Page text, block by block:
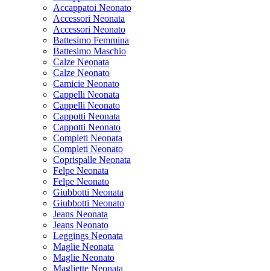
Accappatoi Neonato
Accessori Neonata
Accessori Neonato
Battesimo Femmina
Battesimo Maschio
Calze Neonata
Calze Neonato
Camicie Neonato
Cappelli Neonata
Cappelli Neonato
Cappotti Neonata
Cappotti Neonato
Completi Neonata
Completi Neonato
Coprispalle Neonata
Felpe Neonata
Felpe Neonato
Giubbotti Neonata
Giubbotti Neonato
Jeans Neonata
Jeans Neonato
Leggings Neonata
Maglie Neonata
Maglie Neonato
Magliette Neonata